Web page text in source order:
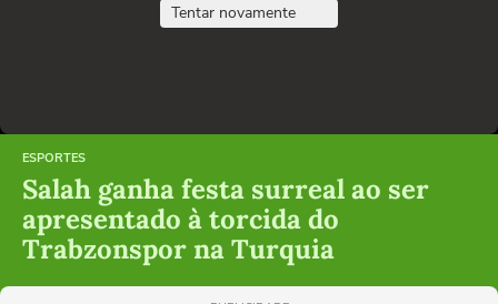
Tentar novamente
ESPORTES
Salah ganha festa surreal ao ser
apresentado à torcida do
Trabzonspor na Turquia